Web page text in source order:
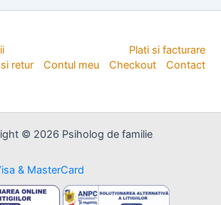
Plati si facturare
retur
Contul meu Checkout Contact
© 2026 Psiholog de familie